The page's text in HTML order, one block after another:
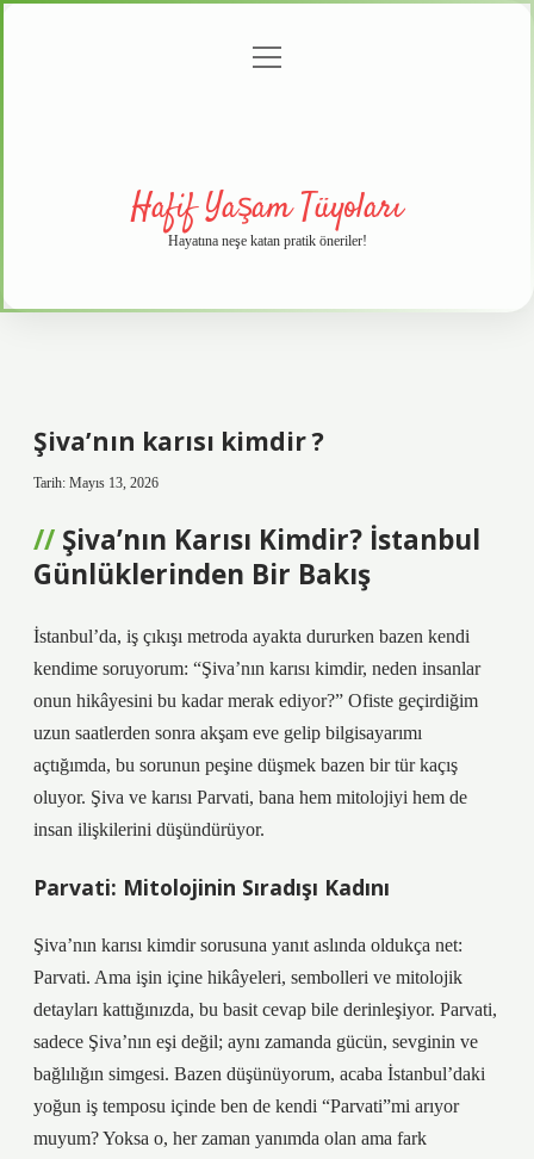
menüyü
Hafif Yaşam Tüyoları
Hayatına neşe katan pratik öneriler!
Şiva’nın karısı kimdir ?
Tarih: Mayıs 13, 2026
Şiva’nın Karısı Kimdir? İstanbul
Günlüklerinden Bir Bakış
İstanbul’da, iş çıkışı metroda ayakta dururken bazen kendi
kendime soruyorum: “Şiva’nın karısı kimdir, neden insanlar
onun hikâyesini bu kadar merak ediyor?” Ofiste geçirdiğim
uzun saatlerden sonra akşam eve gelip bilgisayarımı
açtığımda, bu sorunun peşine düşmek bazen bir tür kaçış
oluyor. Şiva ve karısı Parvati, bana hem mitolojiyi hem de
insan ilişkilerini düşündürüyor.
Parvati: Mitolojinin Sıradışı Kadını
Şiva’nın karısı kimdir sorusuna yanıt aslında oldukça net:
Parvati. Ama işin içine hikâyeleri, sembolleri ve mitolojik
detayları kattığınızda, bu basit cevap bile derinleşiyor. Parvati,
sadece Şiva’nın eşi değil; aynı zamanda gücün, sevginin ve
bağlılığın simgesi. Bazen düşünüyorum, acaba İstanbul’daki
yoğun iş temposu içinde ben de kendi “Parvati”mi arıyor
muyum? Yoksa o, her zaman yanımda olan ama fark